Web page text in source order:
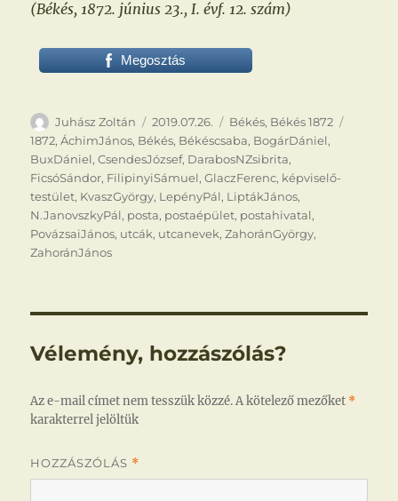
(Békés, 1872. június 23., I. évf. 12. szám)
Megosztás
Szerző
Juhász Zoltán Közzétéve
2019.07.26. Kategória
Békés, Békés 1872
1872,ÁchimJános, Békés, Békéscsaba, BogárDániel,
BuxDániel,CsendesJózsef, DarabosNZsibrita,
FicsóSándor, FilipinyiSámuel,GlaczFerenc, képviselő-
testület, KvaszGyörgy, LepényPál, LiptákJános,
N.JanovszkyPál, posta, postaépület, postahivatal,
PovázsaiJános, utcák, utcanevek,ZahoránGyörgy,
ZahoránJános
Vélemény, hozzászólás?
Az e-mail címet nem tesszük közzé. A kötelező mezőket *
karakterrel jelöltük
HOZZÁSZÓLÁS *